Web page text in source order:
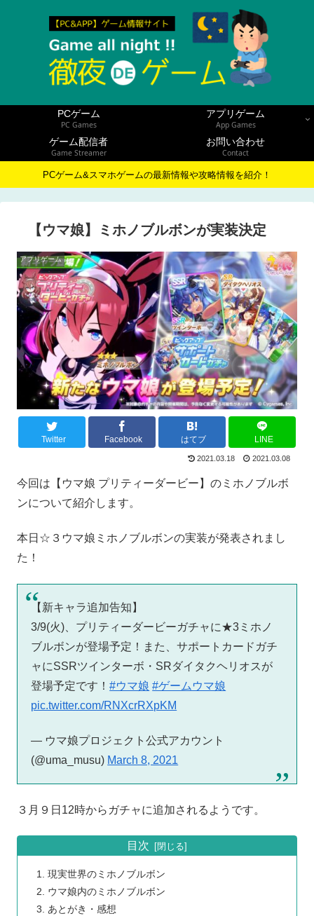
PCゲーム
PC Games
アプリゲーム
App Games
ゲーム配信者
Game Streamer
お問い合わせ
Contact
PCゲーム&スマホゲームの最新情報や攻略情報を紹介！
【ウマ娘】ミホノブルボンが実装決定
アプリゲーム
Twitter Facebook はてブ LINE
2021.03.18 2021.03.08
今回は【ウマ娘 プリティーダービー】のミホノブルボ
ンについて紹介します。
本日☆３ウマ娘ミホノブルボンの実装が発表されまし
た！
【新キャラ追加告知】
3/9(火)、プリティーダービーガチャに★3ミホノ
ブルボンが登場予定！また、サポートカードガチ
ャにSSRツインターボ・SRダイタクヘリオスが
登場予定です！#ウマ娘 #ゲームウマ娘
pic.twitter.com/RNXcrRXpKM
— ウマ娘プロジェクト公式アカウント
(@uma_musu) March 8, 2021
３月９日12時からガチャに追加されるようです。
目次
現実世界のミホノブルボン
ウマ娘内のミホノブルボン
あとがき・感想